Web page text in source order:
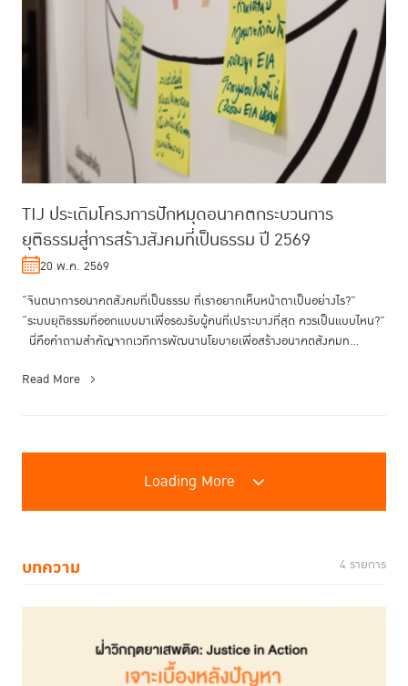
TIJ ประเดิมโครงการปักหมุดอนาคตกระบวนการ
ยุติธรรมสู่การสร้างสังคมที่เป็นธรรม ปี 2569
20 พ.ค. 2569
“จินตนาการอนาคตสังคมที่เป็นธรรม ที่เราอยากเห็นหน้าตาเป็นอย่างไร?”
“ระบบยุติธรรมที่ออกแบบมาเพื่อรองรับผู้คนที่เปราะบางที่สุด ควรเป็นแบบไหน?”
นี่คือคำถามสำคัญจากเวทีการพัฒนานโยบายเพื่อสร้างอนาคตสังคมท...
Read More
Loading More
บทความ 4 รายการ